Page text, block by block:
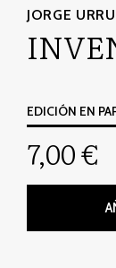
JORGE
EDICIÓN EN
7,00 €